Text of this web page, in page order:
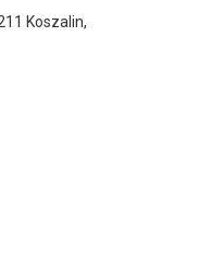
Koszalin,